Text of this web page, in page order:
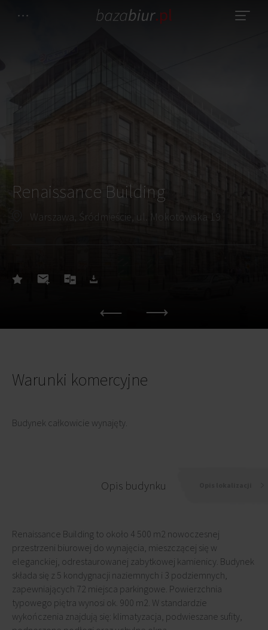
Renaissance Building
Warszawa, Śródmieście, ul. Mokotowska 19
Warunki komercyjne
Budynek całkowicie wynajęty.
Opis budynku
Renaissance Building to około 4 500 m2 nowoczesnej
przestrzeni biurowej do wynajęcia, mieszczącej się w
eleganckiej, odrestaurowanej zabytkowej kamienicy. Budynek
składa się z 5 kondygnacji naziemnych i 3 podziemnych,
zapewniających 72 miejsca parkingowe. Powierzchnia
typowego piętra wynosi ok. 900 m2. W standardzie
wykończenia znajdują się: klimatyzacja, podwieszane sufity,